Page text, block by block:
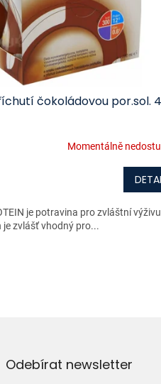
čokoládovou por.sol.
Momentálně
je potravina pro zvláštní
zvlášť vhodný pro...
Odebírat newsletter